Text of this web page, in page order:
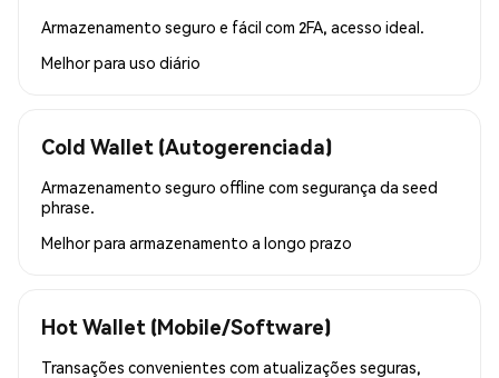
Armazenamento seguro e fácil com 2FA, acesso ideal.
Melhor para uso diário
Cold Wallet (Autogerenciada)
Armazenamento seguro offline com segurança da seed
phrase.
Melhor para armazenamento a longo prazo
Hot Wallet (Mobile/Software)
Transações convenientes com atualizações seguras,